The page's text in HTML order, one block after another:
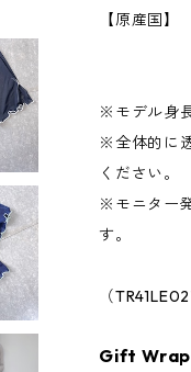
【原産国
※モデル身
※全体的に
ください。
※モニター
す。
（
Gift